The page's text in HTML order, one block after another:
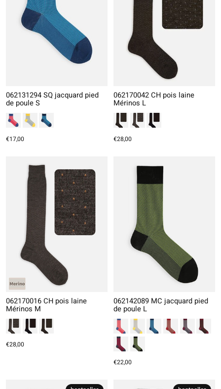
062131294 SQ jacquard pied
de poule S
€17,00
062170042 CH pois laine
Mérinos L
€28,00
062170016 CH pois laine
Mérinos M
€28,00
062142089 MC jacquard pied
de poule L
€22,00